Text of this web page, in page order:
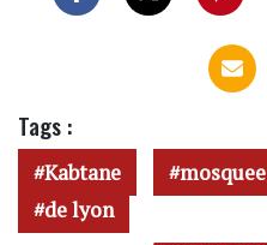
Tags :
Kabtane mosquee
de lyon